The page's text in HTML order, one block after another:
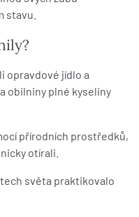
stavu.
opravdové jídlo a
obilniny plné kyseliny
přírodních prostředků,
otírali.
světa praktikovalo